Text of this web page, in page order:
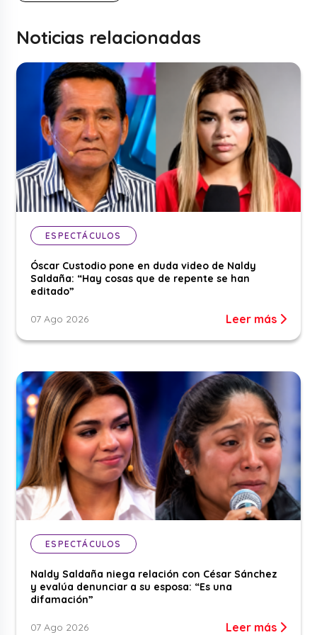
Noticias relacionadas
ESPECTÁCULOS
Óscar Custodio pone en duda video de Naldy
Saldaña: “Hay cosas que de repente se han
editado”
07 Ago 2026 Leer más
ESPECTÁCULOS
Naldy Saldaña niega relación con César Sánchez
y evalúa denunciar a su esposa: “Es una
difamación”
07 Ago 2026 Leer más